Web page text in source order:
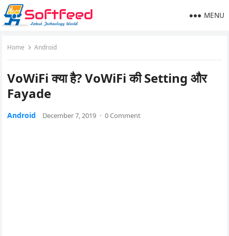
MENU
Home Android
VoWiFi क्या है? VoWiFi की Setting और
Fayade
Android December 7, 2019 · 0 Comment